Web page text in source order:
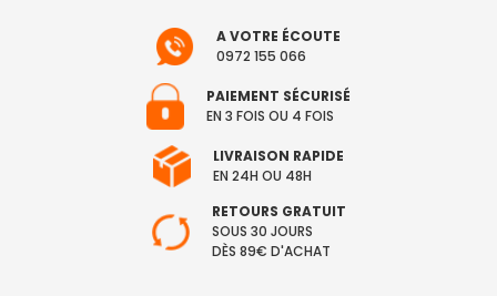
A VOTRE ÉCOUTE
0972 155 066
PAIEMENT SÉCURISÉ
EN 3 FOIS OU 4 FOIS
LIVRAISON RAPIDE
EN 24H OU 48H
RETOURS GRATUIT
SOUS 30 JOURS
DÈS 89€ D'ACHAT